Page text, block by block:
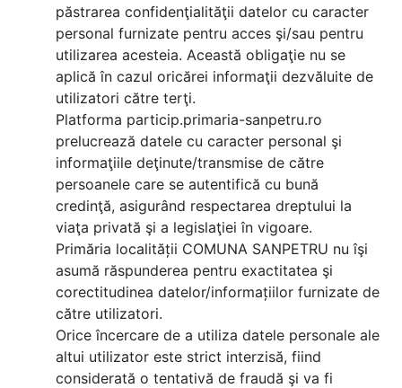
păstrarea confidenţialităţii datelor cu caracter
personal furnizate pentru acces şi/sau pentru
utilizarea acesteia. Această obligaţie nu se
aplică în cazul oricărei informaţii dezvăluite de
utilizatori către terţi.
Platforma particip.primaria-sanpetru.ro
prelucrează datele cu caracter personal şi
informaţiile deţinute/transmise de către
persoanele care se autentifică cu bună
credinţă, asigurând respectarea dreptului la
viaţa privată şi a legislaţiei în vigoare.
Primăria localității COMUNA SANPETRU nu îşi
asumă răspunderea pentru exactitatea şi
corectitudinea datelor/informațiilor furnizate de
către utilizatori.
Orice încercare de a utiliza datele personale ale
altui utilizator este strict interzisă, fiind
considerată o tentativă de fraudă şi va fi